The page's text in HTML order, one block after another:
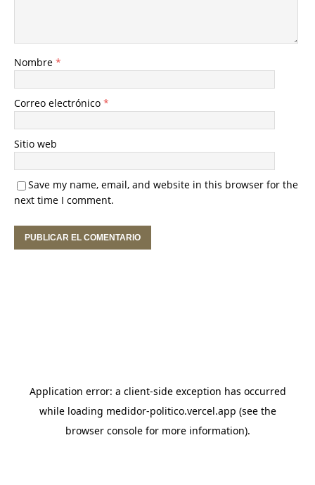
Nombre *
Correo electrónico *
Sitio web
Save my name, email, and website in this browser for the
next time I comment.